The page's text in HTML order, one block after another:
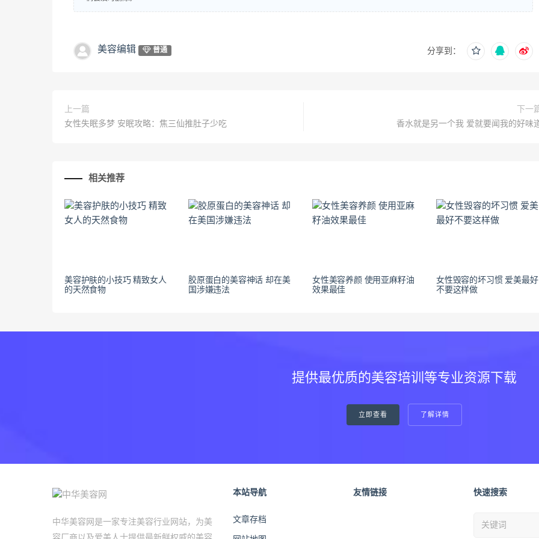
美容编辑 普通 分享到：
上一篇
女性失眠多梦 安眠攻略：焦三仙推肚子少吃
下一
香水就是另一个我 爱就要闻我的好味
相关推荐
美容护肤的小技巧 精致女人
的天然食物
胶原蛋白的美容神话 却在美
国涉嫌违法
女性美容养颜 使用亚麻籽油
效果最佳
女性毁容的坏习惯 爱美最好
不要这样做
提供最优质的美容培训等专业资源下载
立即查看 了解详情
中华美容网是一家专注美容行业网站，为美
本站导航
文章存档
友情链接 快速搜索